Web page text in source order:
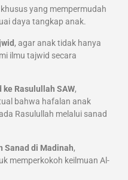
yang mempermudah
daya tangkap anak.
, agar anak tidak hanya
ilmu tajwid secara
ke Rasulullah SAW,
bahwa hafalan anak
Rasulullah melalui sanad
Sanad di Madinah,
memperkokoh keilmuan Al-